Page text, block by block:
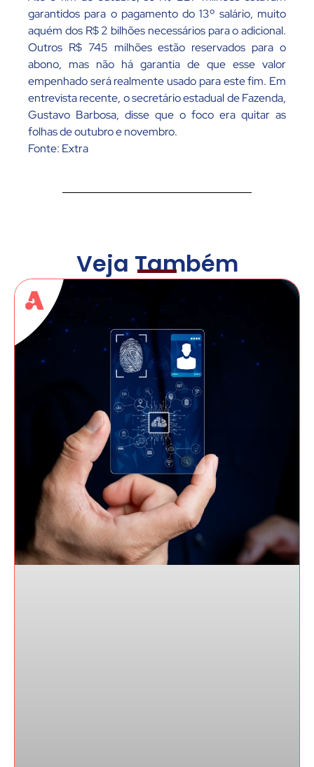
garantidos para o pagamento do 13º salário, muito
aquém dos R$ 2 bilhões necessários para o adicional.
Outros R$ 745 milhões estão reservados para o
abono, mas não há garantia de que esse valor
empenhado será realmente usado para este fim. Em
entrevista recente, o secretário estadual de Fazenda,
Gustavo Barbosa, disse que o foco era quitar as
folhas de outubro e novembro.
Fonte: Extra
Veja Também